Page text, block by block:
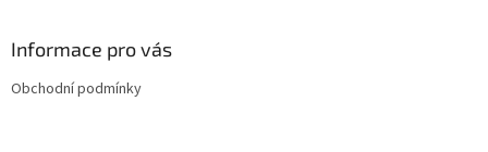
Informace pro vás
Obchodní podmínky